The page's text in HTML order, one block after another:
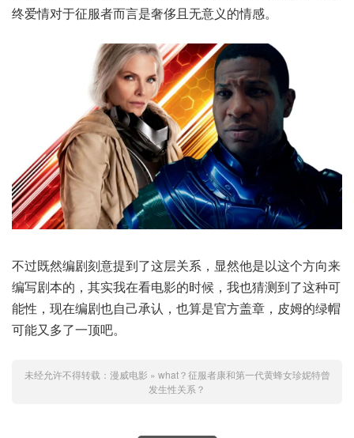
终爱情对于征服者而言是奢侈且无意义的情感。
不过既然编剧刻意提到了这层关系，显然他是以这个方向来
编写剧本的，其实我在看电影的时候，我也猜测到了这种可
能性，现在编剧也自己承认，也算是官方盖章，皮姆的绿帽
可能又多了一顶吧。
未经允许不得转载： 漫威电影 » what？征服者康和第一代黄蜂女珍妮特曾
发生性关系？